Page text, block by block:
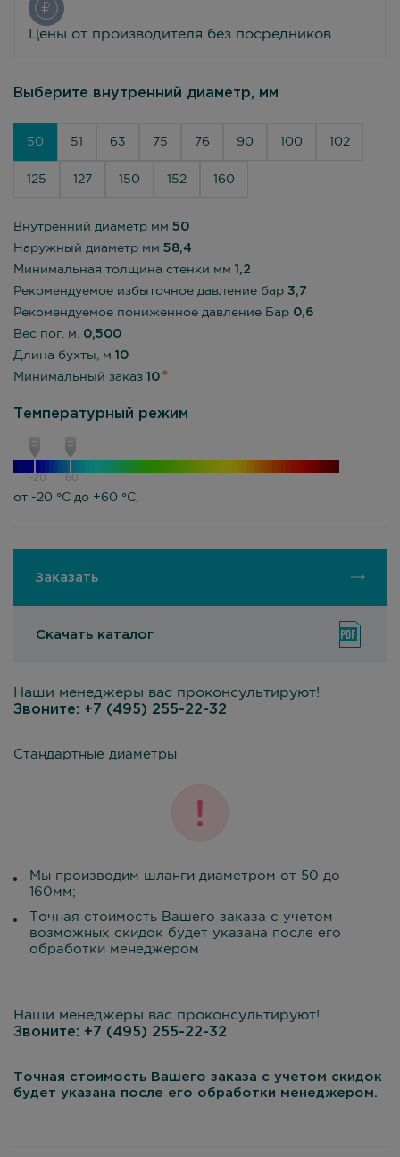
Цены от производителя без посредников
Выберите внутренний диаметр, мм
50 51 63 75 76 90 100 102
125 127 150 152 160
Внутренний диаметр мм 50
Наружный диаметр мм 58,4
Минимальная толщина стенки мм 1,2
Рекомендуемое избыточное давление бар 3,7
Рекомендуемое пониженное давление Бар 0,6
Вес пог. м. 0,500
Длина бухты, м 10
Минимальный заказ 10
Температурный режим
-20 60
от -20 °С до +60 °С,
Заказать
Скачать каталог
Наши менеджеры вас проконсультируют!
Звоните: +7 (495) 255-22-32
Стандартные диаметры
Мы производим шланги диаметром от 50 до
160мм;
Точная стоимость Вашего заказа с учетом
возможных скидок будет указана после его
обработки менеджером
Наши менеджеры вас проконсультируют!
Звоните: +7 (495) 255-22-32
Точная стоимость Вашего заказа с учетом скидок
будет указана после его обработки менеджером.